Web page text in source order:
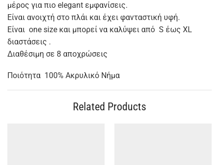
μέρος για πιο elegant εμφανίσεις.
Είναι ανοιχτή στο πλάι και έχει φανταστική υφή.
Είναι one size και μπορεί να καλύψει από S έως XL
διαστάσεις .
Διαθέσιμη σε 8 αποχρώσεις
Ποιότητα 100% Ακρυλικό Nήμα
Related Products